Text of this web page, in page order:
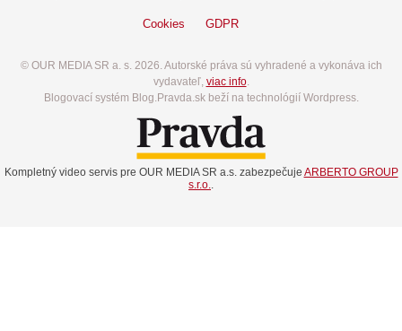
Cookies GDPR
© OUR MEDIA SR a. s. 2026. Autorské práva sú vyhradené a vykonáva ich
vydavateľ, viac info.
Blogovací systém Blog.Pravda.sk beží na technológií Wordpress.
Kompletný video servis pre OUR MEDIA SR a.s. zabezpečuje ARBERTO GROUP
s.r.o.